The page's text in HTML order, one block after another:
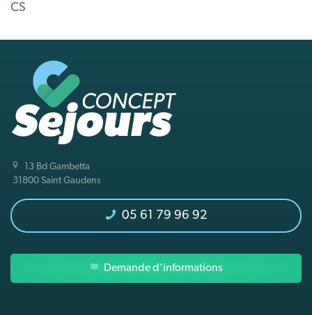
CS
13 Bd Gambetta
31800 Saint Gaudens
05 61 79 96 92
Demande d'informations